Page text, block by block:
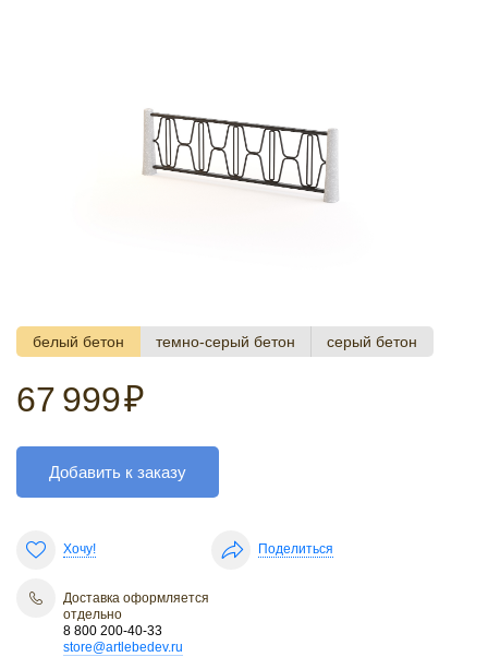
белый бетон темно-серый бетон серый бетон
67 999₽
Добавить к заказу
Хочу! Поделиться
Доставка оформляется
отдельно
8 800 200-40-33
store@artlebedev.ru